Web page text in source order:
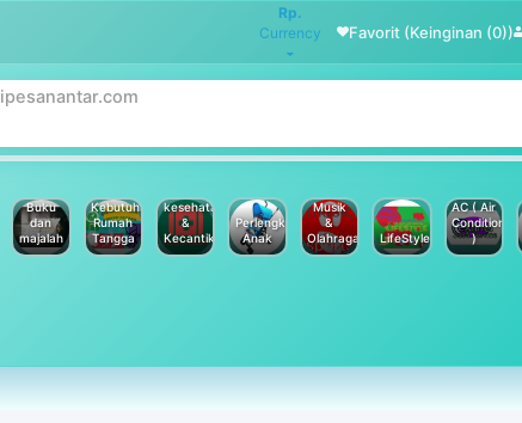
Rp.
Currency
Favorit (Keinginan (0))
Buku
dan
majalah
Kebutuhan
Rumah
Tangga
kesehatan
&
Kecantikan
Perlengkapan
Anak
Musik
&
Olahraga
LifeStyle
AC ( Air
Conditioner
)